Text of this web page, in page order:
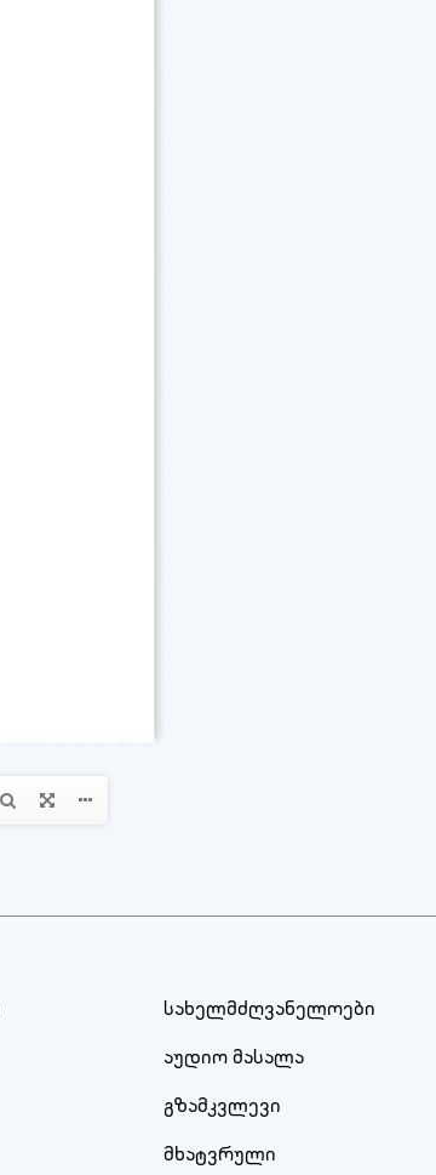
სახელმძღვანელოები
აუდიო მასალა
გზამკვლევი
მხატვრული